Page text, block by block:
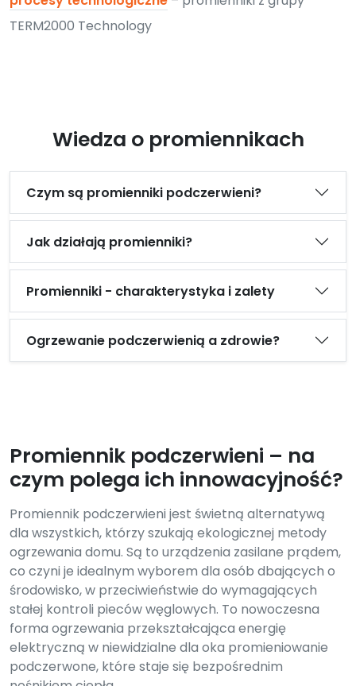
TERM2000 Technology
Wiedza o promiennikach
Czym są promienniki podczerwieni?
Jak działają promienniki?
Promienniki - charakterystyka i zalety
Ogrzewanie podczerwienią a zdrowie?
Promiennik podczerwieni – na
czym polega ich innowacyjność?
Promiennik podczerwieni jest świetną alternatywą
dla wszystkich, którzy szukają ekologicznej metody
ogrzewania domu. Są to urządzenia zasilane prądem,
co czyni je idealnym wyborem dla osób dbających o
środowisko, w przeciwieństwie do wymagających
stałej kontroli pieców węglowych. To nowoczesna
forma ogrzewania przekształcająca energię
elektryczną w niewidzialne dla oka promieniowanie
podczerwone, które staje się bezpośrednim